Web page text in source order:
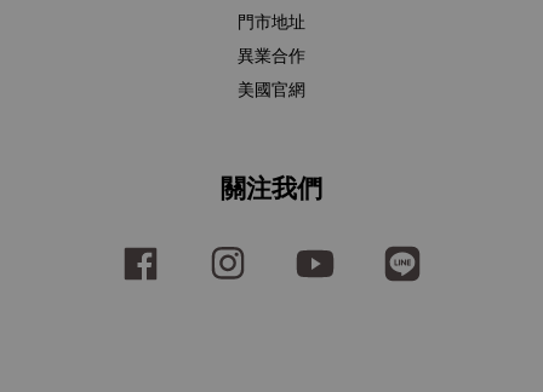
門市地址
異業合作
美國官網
關注我們
Facebook Instagram YouTube